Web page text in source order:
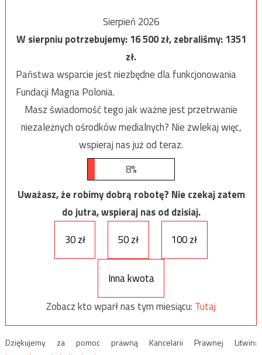
Sierpień 2026
W sierpniu potrzebujemy:16 500zł, zebraliśmy:1351
zł.
Państwa wsparcie jest niezbędne dla funkcjonowania
Fundacji Magna Polonia.
Masz świadomość tego jak ważne jest przetrwanie
niezależnych ośrodków medialnych? Nie zwlekaj więc,
wspieraj nas już od teraz.
8%
Uważasz, że robimy dobrą robotę? Nie czekaj zatem
do jutra, wspieraj nas od dzisiaj.
30 zł
50 zł 100 zł
Inna kwota
Zobacz kto wparł nas tym miesiącu: Tutaj
Dziękujemy za pomoc prawną Kancelarii Prawnej Litwin: